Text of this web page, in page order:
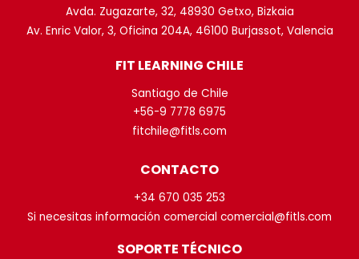
Avda. Zugazarte, 32, 48930 Getxo, Bizkaia
Av. Enric Valor, 3, Oficina 204A, 46100 Burjassot, Valencia
FIT LEARNING CHILE
Santiago de Chile
+56-9 7778 6975
fitchile@fitls.com
CONTACTO
+34 670 035 253
Si necesitas información comercial comercial@fitls.com
SOPORTE TÉCNICO